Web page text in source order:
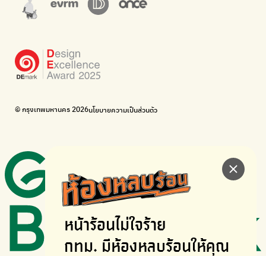
หน้าร้อนไม่ใจร้าย
กทม. มีห้องหลบร้อนให้คุณ
รวมร้านซ่อมใกล้บ้านคุณ
Bike for Everyone
BUCA
ภาคีจักรยานเมือง กรุงเทพฯ
รวมร้านซ่อมใกล้บ้านคุณ
© กรุงเทพมหานคร 2026นโยบายความเป็นส่วนตัว